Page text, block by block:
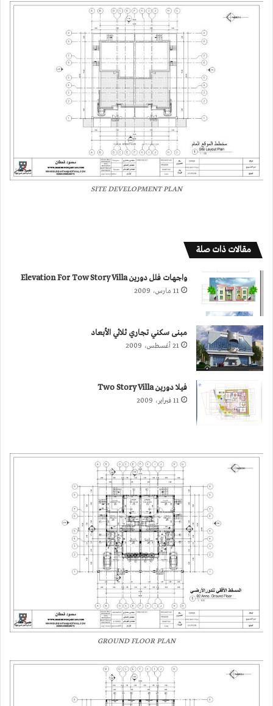
SITE DEVELOPMENT PLAN
مقالات ذات صلة
واجهات فلل دورين Elevation For Tow Story Villa
11 مارس، 2009
مبنى سكني تجاري ثلاثي الأبعاد
21 أغسطس، 2009
فيلا دورين Two Story Villa
11 فبراير، 2009
GROUND FLOOR PLAN